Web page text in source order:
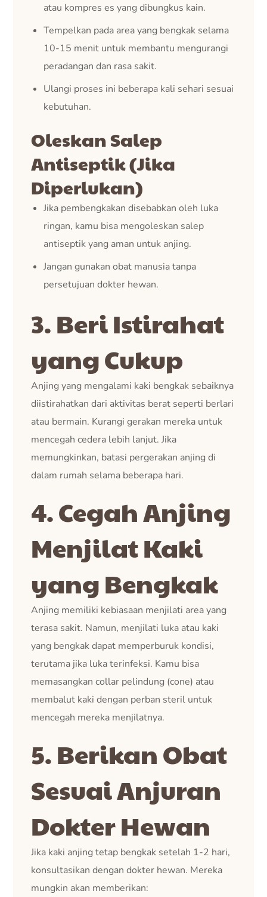
atau kompres es yang dibungkus kain.
Tempelkan pada area yang bengkak selama
10-15 menit untuk membantu mengurangi
peradangan dan rasa sakit.
Ulangi proses ini beberapa kali sehari sesuai
kebutuhan.
Oleskan Salep
Antiseptik (Jika
Diperlukan)
Jika pembengkakan disebabkan oleh luka
ringan, kamu bisa mengoleskan salep
antiseptik yang aman untuk anjing.
Jangan gunakan obat manusia tanpa
persetujuan dokter hewan.
3. Beri Istirahat
yang Cukup
Anjing yang mengalami kaki bengkak sebaiknya
diistirahatkan dari aktivitas berat seperti berlari
atau bermain. Kurangi gerakan mereka untuk
mencegah cedera lebih lanjut. Jika
memungkinkan, batasi pergerakan anjing di
dalam rumah selama beberapa hari.
4. Cegah Anjing
Menjilat Kaki
yang Bengkak
Anjing memiliki kebiasaan menjilati area yang
terasa sakit. Namun, menjilati luka atau kaki
yang bengkak dapat memperburuk kondisi,
terutama jika luka terinfeksi. Kamu bisa
memasangkan collar pelindung (cone) atau
membalut kaki dengan perban steril untuk
mencegah mereka menjilatnya.
5. Berikan Obat
Sesuai Anjuran
Dokter Hewan
Jika kaki anjing tetap bengkak setelah 1-2 hari,
konsultasikan dengan dokter hewan. Mereka
mungkin akan memberikan: